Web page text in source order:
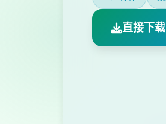
直接下载